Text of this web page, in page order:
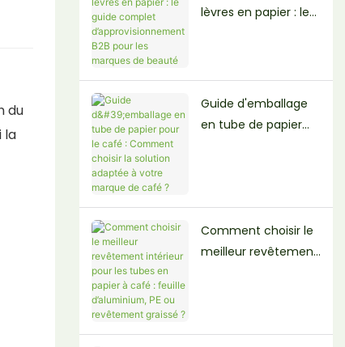
du
la
lèvres en papier : le
marques de beauté
Guide d'emballage
en tube de papier
votre marque de
café ?
Comment choisir le
meilleur revêtement
d’aluminium, PE ou